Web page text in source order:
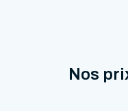
Nos